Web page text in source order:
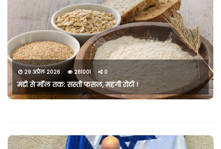
29 अप्रैल 2026 281001 0
मंडी से मॉल तक: सस्ती फसल, महंगी रोटी !